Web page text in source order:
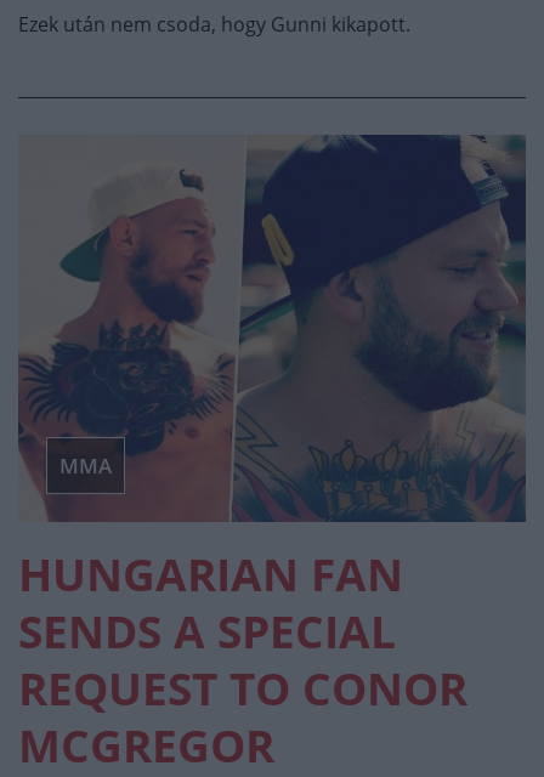
Ezek után nem csoda, hogy Gunni kikapott.
MMA
HUNGARIAN FAN
SENDS A SPECIAL
REQUEST TO CONOR
MCGREGOR